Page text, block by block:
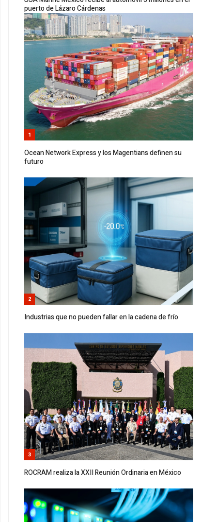
puerto de Lázaro Cárdenas
1
Ocean Network Express y los Magentians definen su
futuro
2
Industrias que no pueden fallar en la cadena de frío
3
ROCRAM realiza la XXII Reunión Ordinaria en México